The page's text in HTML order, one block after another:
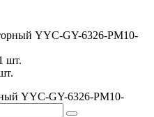
YYC-GY-6326-PM10-
шт.
YYC-GY-6326-PM10-